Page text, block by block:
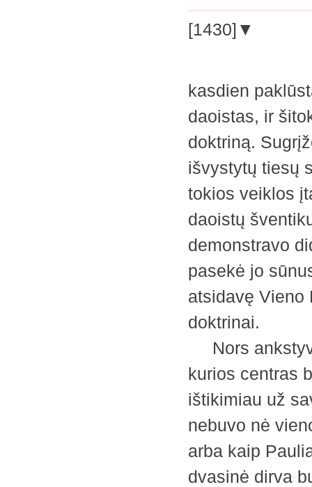
[1430]▼
kasdien
daoistas, ir
doktriną.
išvystytų tiesų
tokios veiklos
daoistų
demonstravo
pasekė jo
atsidavę Vieno
doktrinai.
Nors
kurios centras
ištikimiau už
nebuvo nė
arba kaip
dvasinė dirva